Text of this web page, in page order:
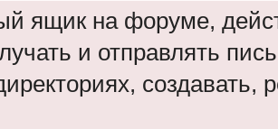
ящик на форуме,
и отправлять
создавать,